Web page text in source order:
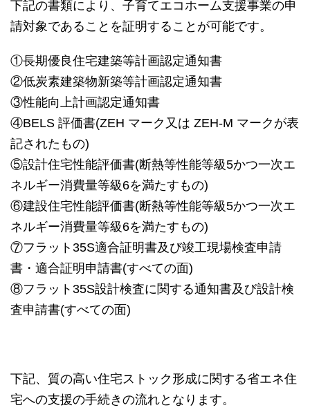
下記の書類により、子育てエコホーム支援事業の申
請対象であることを証明することが可能です。
①長期優良住宅建築等計画認定通知書
②低炭素建築物新築等計画認定通知書
③性能向上計画認定通知書
④BELS 評価書(ZEH マーク又は ZEH-M マークが表
記されたもの)
⑤設計住宅性能評価書(断熱等性能等級5かつ一次エ
ネルギー消費量等級6を満たすもの)
⑥建設住宅性能評価書(断熱等性能等級5かつ一次エ
ネルギー消費量等級6を満たすもの)
⑦フラット35S適合証明書及び竣工現場検査申請
書・適合証明申請書(すべての面)
⑧フラット35S設計検査に関する通知書及び設計検
査申請書(すべての面)
下記、質の高い住宅ストック形成に関する省エネ住
宅への支援の手続きの流れとなります。